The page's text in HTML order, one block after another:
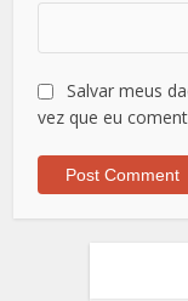
Salvar meus
vez que eu